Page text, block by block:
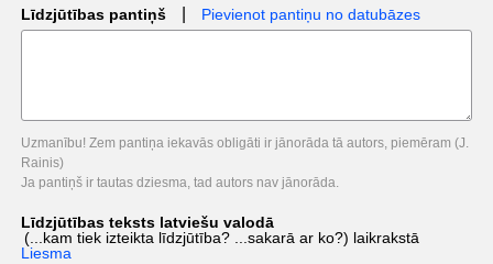
Līdzjūtības pantiņš Pievienot pantiņu no datubāzes
Uzmanību! Zem pantiņa iekavās obligāti ir jānorāda tā autors, piemēram (J.
Rainis)
Ja pantiņš ir tautas dziesma, tad autors nav jānorāda.
Līdzjūtības teksts latviešu valodā
(...kam tiek izteikta līdzjūtība? ...sakarā ar ko?) laikrakstā
Liesma